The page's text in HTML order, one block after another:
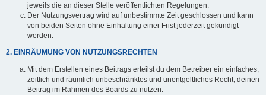
jeweils die an dieser Stelle veröffentlichten Regelungen.
Der Nutzungsvertrag wird auf unbestimmte Zeit geschlossen und kann
von beiden Seiten ohne Einhaltung einer Frist jederzeit gekündigt
werden.
2. EINRÄUMUNG VON NUTZUNGSRECHTEN
Mit dem Erstellen eines Beitrags erteilst du dem Betreiber ein einfaches,
zeitlich und räumlich unbeschränktes und unentgeltliches Recht, deinen
Beitrag im Rahmen des Boards zu nutzen.